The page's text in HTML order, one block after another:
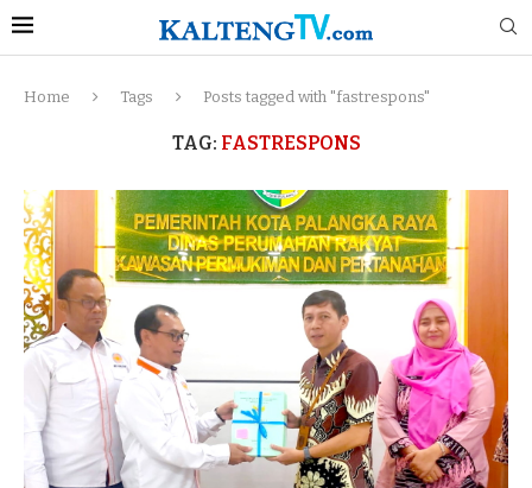
Home Tags Posts tagged with "fastrespons"
TAG: FASTRESPONS